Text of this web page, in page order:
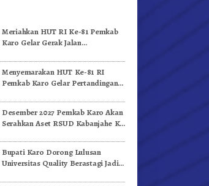
Meriahkan HUT RI Ke-81 Pemkab
Karo Gelar Gerak Jalan
Menyemarakan HUT Ke-81 RI
Pemkab Karo Gelar Pertandingan
Desember 2027 Pemkab Karo Akan
Serahkan Aset RSUD Kabanjahe Ke
Bupati Karo Dorong Lulusan
Universitas Quality Berastagi Jadi